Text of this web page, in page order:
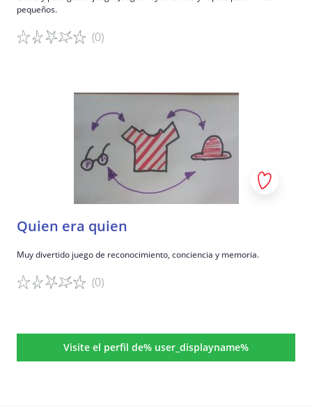
pequeños.
(0)
Quien era quien
Muy divertido juego de reconocimiento, conciencia y memoria.
(0)
Visite el perfil de% user_displayname%